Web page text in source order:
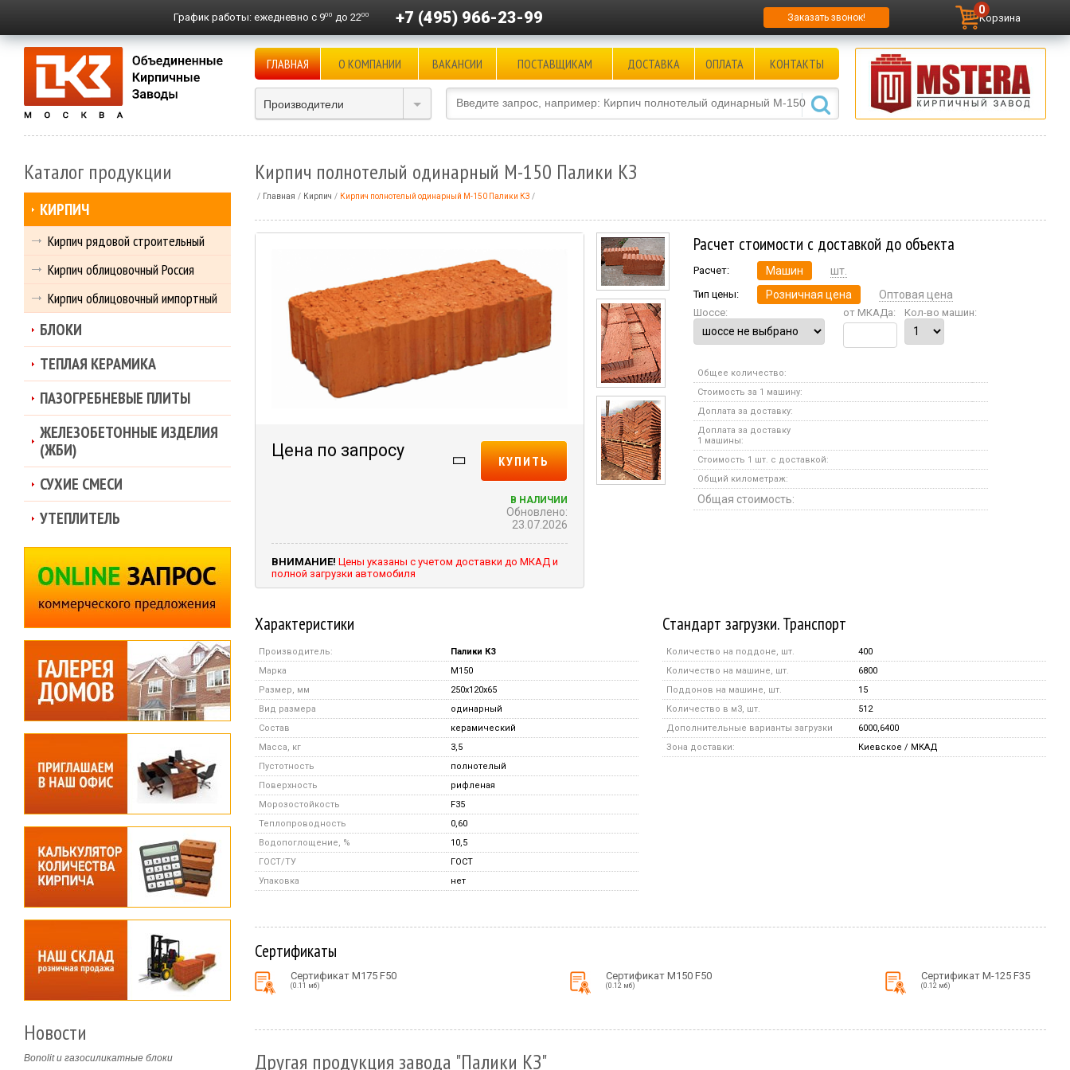
График работы: ежедневно с 900 до 2200 +7 (495) 966-23-99 Заказать звонок! Корзина
0
ГЛАВНАЯ О КОМПАНИИ ВАКАНСИИ ПОСТАВЩИКАМ ДОСТАВКА ОПЛАТА КОНТАКТЫ
Производители
Кирпич полнотелый одинарный М-150 Палики КЗ
Главная Кирпич Кирпич полнотелый одинарный М-150 Палики КЗ
Цена по запросу
КУПИТЬ
В НАЛИЧИИ
Обновлено:
23.07.2026
ВНИМАНИЕ! Цены указаны с учетом доставки до МКАД и
полной загрузки автомобиля
Расчет стоимости с доставкой до объекта
Расчет: Машин шт.
Тип цены: Розничная цена Оптовая цена
Шоссе: от МКАДа: Кол-во машин:
Общее количество:
Стоимость за 1 машину:
Доплата за доставку:
Доплата за доставку
1 машины:
Стоимость 1 шт. с доставкой:
Общий километраж:
Общая стоимость:
Характеристики
Производитель:
Палики КЗ
Марка
M150
Размер, мм
250x120x65
Вид размера
одинарный
Состав
керамический
Масса, кг
3,5
Пустотность
полнотелый
Поверхность
рифленая
Морозостойкость
F35
Теплопроводность
0,60
Водопоглощение, %
10,5
ГОСТ/ТУ
ГОСТ
Упаковка
нет
Стандарт загрузки. Транспорт
Количество на поддоне, шт.
400
Количество на машине, шт.
6800
Поддонов на машине, шт.
15
Количество в м3, шт.
512
Дополнительные варианты загрузки
6000,6400
Зона доставки:
Киевское / МКАД
Сертификаты
Сертификат М175 F50
(0.11 мб)
Сертификат М150 F50
(0.12 мб)
Сертификат М-125 F35
(0.12 мб)
Другая продукция завода "Палики КЗ"
Каталог продукции
КИРПИЧ
Кирпич рядовой строительный
Кирпич облицовочный Россия
Кирпич облицовочный импортный
БЛОКИ
ТЕПЛАЯ КЕРАМИКА
ПАЗОГРЕБНЕВЫЕ ПЛИТЫ
ЖЕЛЕЗОБЕТОННЫЕ ИЗДЕЛИЯ
(ЖБИ)
СУХИЕ СМЕСИ
УТЕПЛИТЕЛЬ
Новости
Bonolit и газосиликатные блоки